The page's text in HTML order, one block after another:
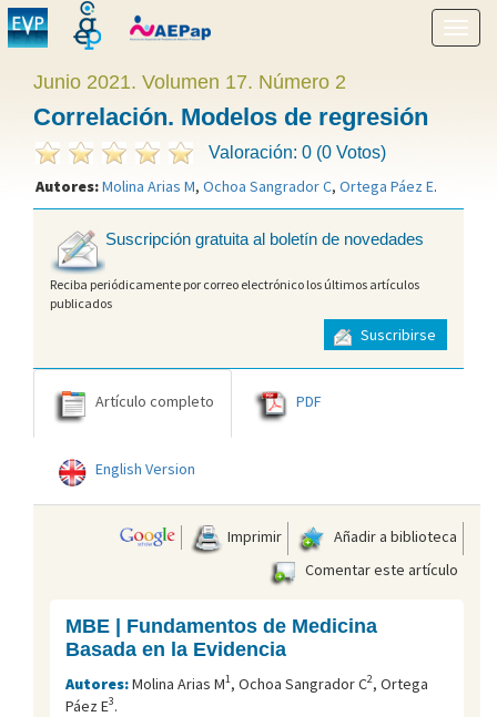
menú
Junio 2021. Volumen 17. Número 2
Correlación. Modelos de regresión
Valoración: 0 (0 Votos)
Autores:Molina Arias M, Ochoa Sangrador C, Ortega Páez E.
Suscripción gratuita al boletín de novedades
Reciba periódicamente por correo electrónico los últimos artículos
publicados
Suscribirse
Artículo completo PDF
English Version
Imprimir
Añadir a biblioteca
Comentar este artículo
MBE | Fundamentos de Medicina
Basada en la Evidencia
Autores:Molina Arias M1, Ochoa Sangrador C2, Ortega
Páez E3.